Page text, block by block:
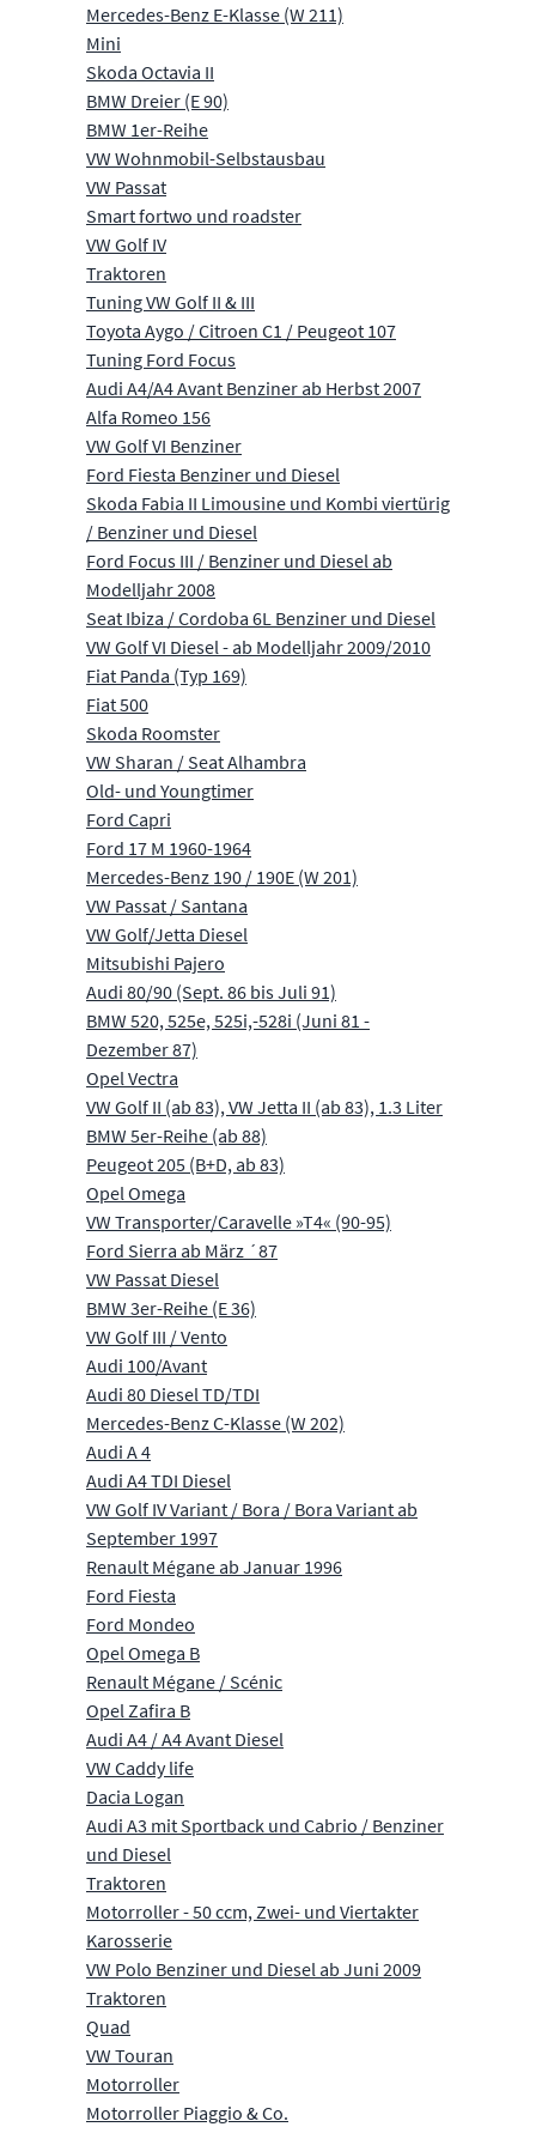
Mercedes-Benz E-Klasse (W 211)
Mini
Skoda Octavia II
BMW Dreier (E 90)
BMW 1er-Reihe
VW Wohnmobil-Selbstausbau
VW Passat
Smart fortwo und roadster
VW Golf IV
Traktoren
Tuning VW Golf II & III
Toyota Aygo / Citroen C1 / Peugeot 107
Tuning Ford Focus
Audi A4/A4 Avant Benziner ab Herbst 2007
Alfa Romeo 156
VW Golf VI Benziner
Ford Fiesta Benziner und Diesel
Skoda Fabia II Limousine und Kombi viertürig
/ Benziner und Diesel
Ford Focus III / Benziner und Diesel ab
Modelljahr 2008
Seat Ibiza / Cordoba 6L Benziner und Diesel
VW Golf VI Diesel - ab Modelljahr 2009/2010
Fiat Panda (Typ 169)
Fiat 500
Skoda Roomster
VW Sharan / Seat Alhambra
Old- und Youngtimer
Ford Capri
Ford 17 M 1960-1964
Mercedes-Benz 190 / 190E (W 201)
VW Passat / Santana
VW Golf/Jetta Diesel
Mitsubishi Pajero
Audi 80/90 (Sept. 86 bis Juli 91)
BMW 520, 525e, 525i,-528i (Juni 81 -
Dezember 87)
Opel Vectra
VW Golf II (ab 83), VW Jetta II (ab 83), 1.3 Liter
BMW 5er-Reihe (ab 88)
Peugeot 205 (B+D, ab 83)
Opel Omega
VW Transporter/Caravelle »T4« (90-95)
Ford Sierra ab März ´87
VW Passat Diesel
BMW 3er-Reihe (E 36)
VW Golf III / Vento
Audi 100/Avant
Audi 80 Diesel TD/TDI
Mercedes-Benz C-Klasse (W 202)
Audi A 4
Audi A4 TDI Diesel
VW Golf IV Variant / Bora / Bora Variant ab
September 1997
Renault Mégane ab Januar 1996
Ford Fiesta
Ford Mondeo
Opel Omega B
Renault Mégane / Scénic
Opel Zafira B
Audi A4 / A4 Avant Diesel
VW Caddy life
Dacia Logan
Audi A3 mit Sportback und Cabrio / Benziner
und Diesel
Traktoren
Motorroller - 50 ccm, Zwei- und Viertakter
Karosserie
VW Polo Benziner und Diesel ab Juni 2009
Traktoren
Quad
VW Touran
Motorroller
Motorroller Piaggio & Co.